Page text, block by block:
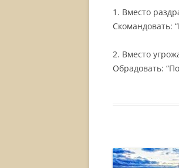
1. Вместо
Скомандовать:
2. Вместо
Обрадовать: